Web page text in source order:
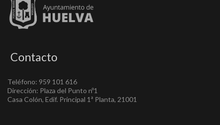
Contacto
Teléfono: 959 101 616
Dirección: Plaza del Punto nº1
Casa Colón, Edif. Principal 1ª Planta, 21001